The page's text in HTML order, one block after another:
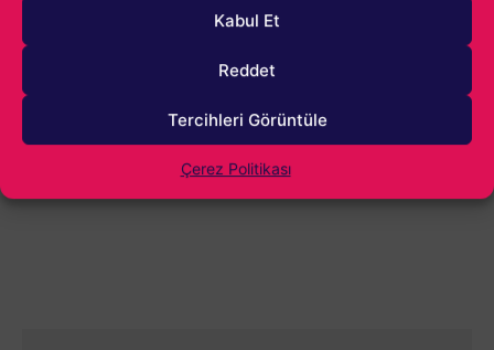
Kabul Et
Reddet
Tercihleri Görüntüle
Çerez Politikası